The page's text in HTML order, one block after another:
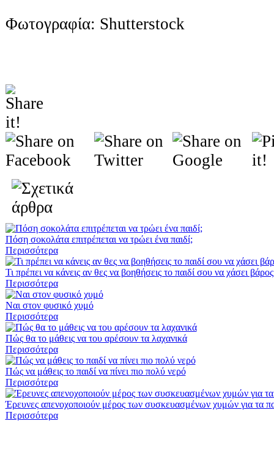
Φωτογραφία: Shutterstock
Πόση σοκολάτα επιτρέπεται να τρώει ένα παιδί;
Περισσότερα
Τι πρέπει να κάνεις αν θες να βοηθήσεις το παιδί σου να χάσει βάρος
Περισσότερα
Ναι στον φυσικό χυμό
Περισσότερα
Πώς θα το μάθεις να του αρέσουν τα λαχανικά
Περισσότερα
Πώς να μάθεις το παιδί να πίνει πιο πολύ νερό
Περισσότερα
Έρευνες απενοχοποιούν μέρος των συσκευασμένων χυμών για τα
Περισσότερα